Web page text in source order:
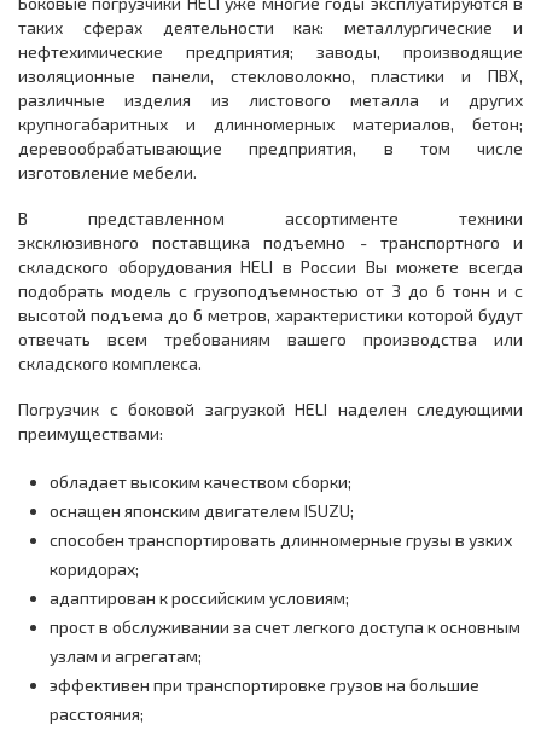
таких сферах деятельности как: металлургические и
нефтехимические предприятия; заводы, производящие
изоляционные панели, стекловолокно, пластики и ПВХ,
различные изделия из листового металла и других
крупногабаритных и длинномерных материалов, бетон;
деревообрабатывающие предприятия, в том числе
изготовление мебели.
В представленном ассортименте техники
эксклюзивного поставщика подъемно - транспортного и
складского оборудования HELI в России Вы можете всегда
подобрать модель с грузоподъемностью от 3 до 6 тонн и с
высотой подъема до 6 метров, характеристики которой будут
отвечать всем требованиям вашего производства или
складского комплекса.
Погрузчик с боковой загрузкой HELI наделен следующими
преимуществами:
обладает высоким качеством сборки;
оснащен японским двигателем ISUZU;
способен транспортировать длинномерные грузы в узких
коридорах;
адаптирован к российским условиям;
прост в обслуживании за счет легкого доступа к основным
узлам и агрегатам;
эффективен при транспортировке грузов на большие
расстояния;